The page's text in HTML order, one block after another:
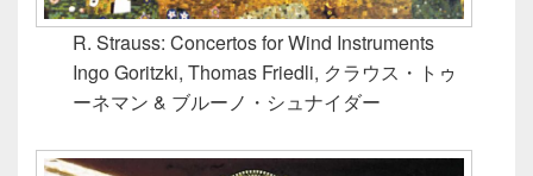
R. Strauss: Concertos for Wind Instruments
Ingo Goritzki, Thomas Friedli, クラウス・トゥ
ーネマン & ブルーノ・シュナイダー